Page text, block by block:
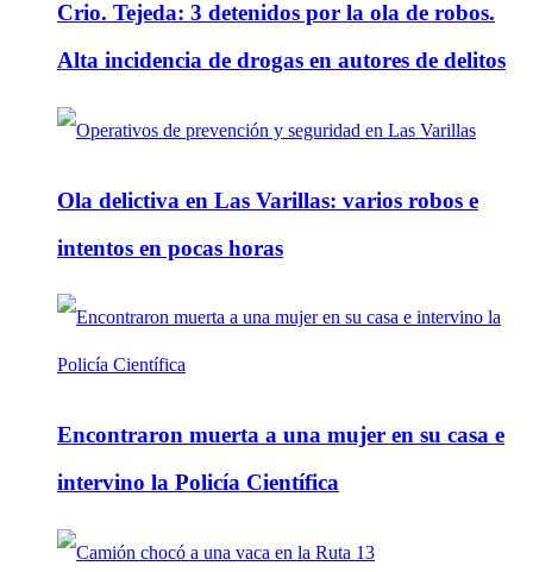
Crio. Tejeda: 3 detenidos por la ola de robos.
Alta incidencia de drogas en autores de delitos
Ola delictiva en Las Varillas: varios robos e
intentos en pocas horas
Encontraron muerta a una mujer en su casa e
intervino la Policía Científica